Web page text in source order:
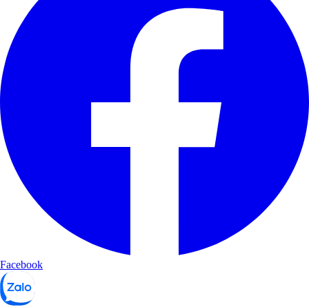
Facebook